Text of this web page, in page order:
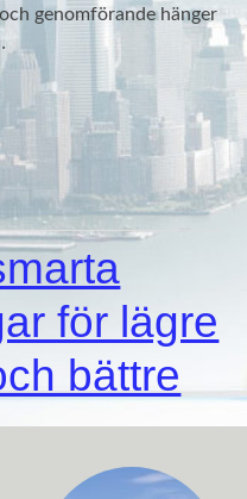
genomförande hänger
för lägre
bättre